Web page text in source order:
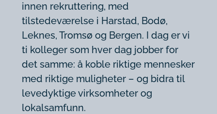
innen rekruttering, med
tilstedeværelse i Harstad, Bodø,
Leknes, Tromsø og Bergen. I dag er vi
ti kolleger som hver dag jobber for
det samme: å koble riktige mennesker
med riktige muligheter – og bidra til
levedyktige virksomheter og
lokalsamfunn.